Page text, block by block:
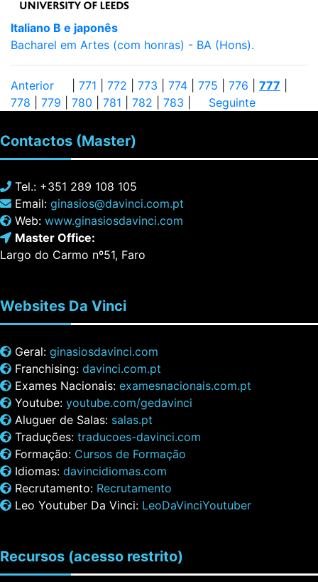
Italiano B e japonês
Bacharel em Artes (com honras) - BA (Hons).
Anterior 771 772 773 774 775 776 777
778
779 780 781 782 783 Seguinte
Contactos (Master)
Tel.: +351 289 108 105
Email: ginasios@davinci.com.pt
Web: www.ginasiosdavinci.com
Master Office:
Largo do Carmo nº51, Faro
Websites Da Vinci
Geral: ginasiosdavinci.com
Franchising: davinci.com.pt
Exames Nacionais: examesnacionais.com.pt
Youtube: youtube.com/gedavinci
Aluguer de Salas: salas.pt
Traduções: traducoes-davinci.com
Formação: Cursos de Formação
Idiomas: davincidiomas.com
Recrutamento: Recrutamento
Leo Youtuber Da Vinci: LeoDaVinciYoutuber
Recursos (acesso restrito)